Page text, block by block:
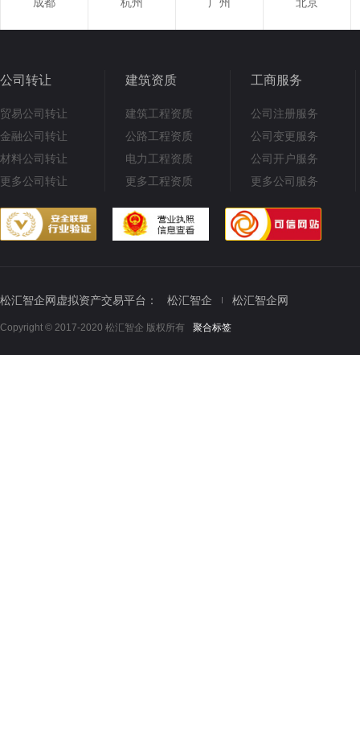
公司转让
贸易公司转让
金融公司转让
材料公司转让
更多公司转让
建筑资质
建筑工程资质
公路工程资质
电力工程资质
更多工程资质
工商服务
公司注册服务
公司变更服务
公司开户服务
更多公司服务
松汇智企网虚拟资产交易平台： 松汇智企 松汇智企网
Copyright © 2017-2020 松汇智企 版权所有 聚合标签